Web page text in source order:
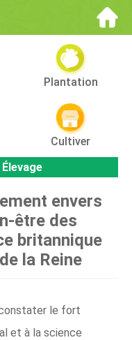
Plantation
Cultiver
Élevage
envers
être des
britannique
la Reine
le fort
et à la science